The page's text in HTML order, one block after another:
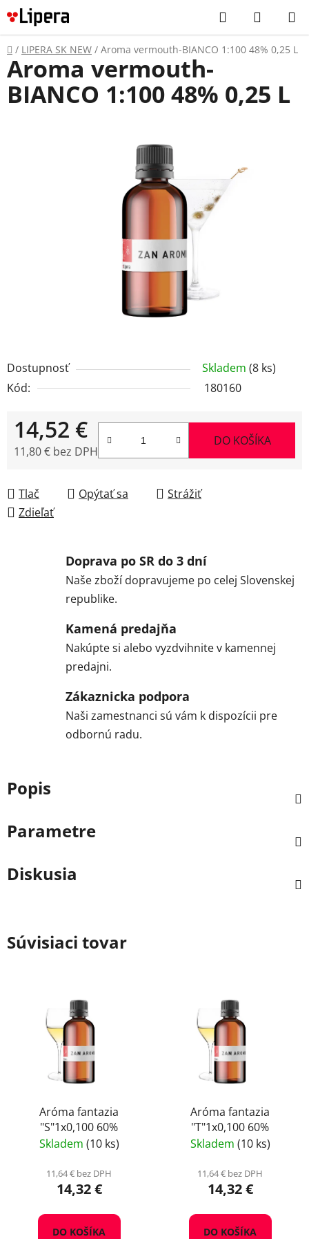
Prejsť
na
obsah
Hľadať
KOŠÍK
Domov
/ LIPERA SK NEW / Aroma vermouth-BIANCO 1:100 48% 0,25 L
Dostupnosť Skladem (8 ks)
Kód:
180160
14,52 €
11,80 € bez DPH
DO KOŠÍKA
Tlač Opýtať sa
Strážiť
Zdieľať
Aroma vermouth-
BIANCO 1:100 48% 0,25 L
Doprava po SR do 3 dní
Naše zboží dopravujeme po celej Slovenskej
republike.
Kamená predajňa
Nakúpte si alebo vyzdvihnite v kamennej
predajni.
Zákaznicka podpora
Naši zamestnanci sú vám k dispozícii pre
odbornú radu.
Popis
Parametre
Diskusia
Súvisiaci tovar
Aróma fantazia
"S"1x0,100 60%
Skladem (10 ks)
11,64 € bez DPH
14,32 €
DO KOŠÍKA
Aróma fantazia
"T"1x0,100 60%
Skladem (10 ks)
11,64 € bez DPH
14,32 €
DO KOŠÍKA